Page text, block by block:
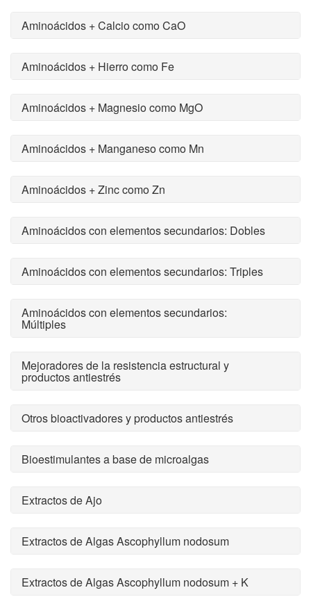
Aminoácidos + Calcio como CaO
Aminoácidos + Hierro como Fe
Aminoácidos + Magnesio como MgO
Aminoácidos + Manganeso como Mn
Aminoácidos + Zinc como Zn
Aminoácidos con elementos secundarios: Dobles
Aminoácidos con elementos secundarios: Triples
Aminoácidos con elementos secundarios:
Múltiples
Mejoradores de la resistencia estructural y
productos antiestrés
Otros bioactivadores y productos antiestrés
Bioestimulantes a base de microalgas
Extractos de Ajo
Extractos de Algas Ascophyllum nodosum
Extractos de Algas Ascophyllum nodosum + K